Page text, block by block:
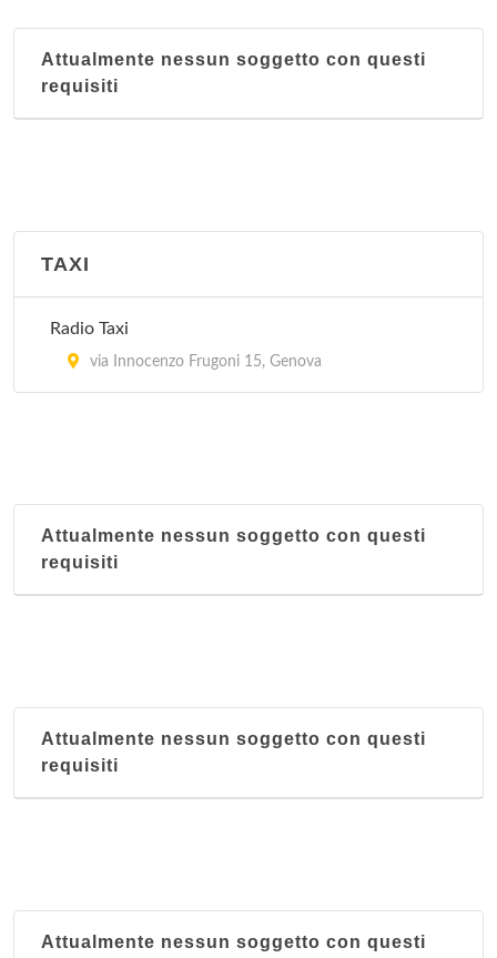
Attualmente nessun soggetto con questi
requisiti
TAXI
Radio Taxi
via Innocenzo Frugoni 15, Genova
Attualmente nessun soggetto con questi
requisiti
Attualmente nessun soggetto con questi
requisiti
Attualmente nessun soggetto con questi